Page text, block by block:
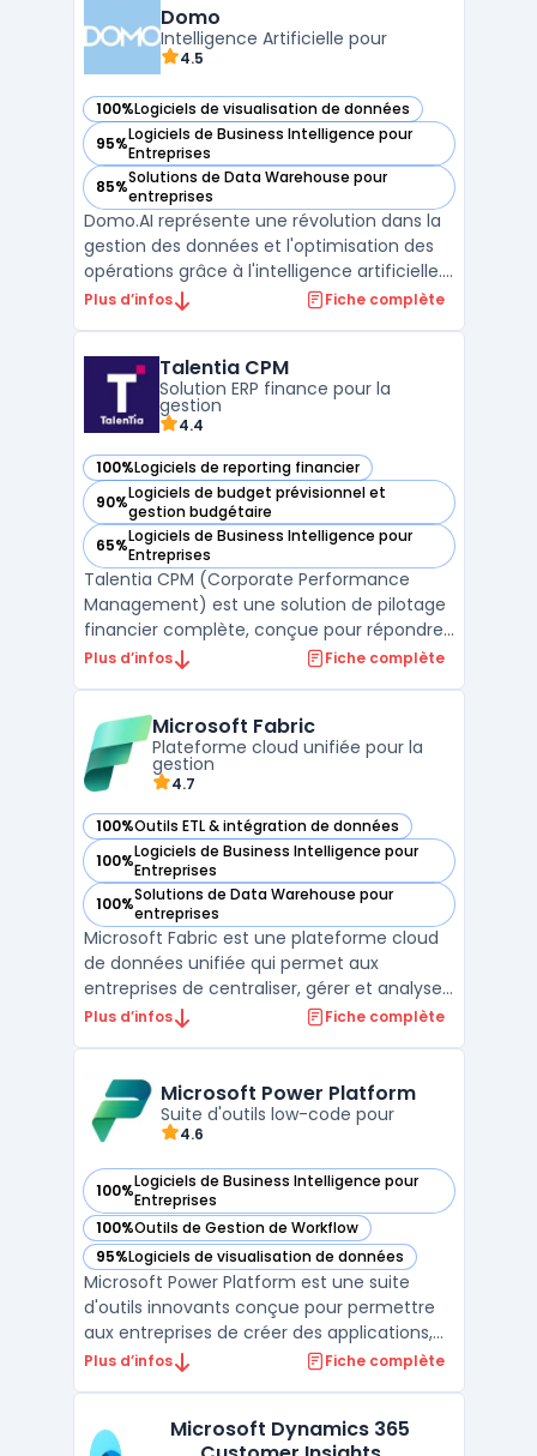
des fichiers Excel, des bases de données ou
des applications ...
Domo
Intelligence Artificielle pour
4.5
100%Logiciels de visualisation de données
— voir Domo dans cette catégorie
95%Logiciels de Business Intelligence pour
Entreprises
— voir Domo dans cette catégorie
85%Solutions de Data Warehouse pour
entreprises
— voir Domo dans cette catégorie
Domo.AI représente une révolution dans la
gestion des données et l'optimisation des
opérations grâce à l'intelligence artificielle.
Cette plateforme avancée permet aux
opérationnelle et de prendre des décisions
stratégiques ...
Plus d’infos Fiche complète
Talentia CPM
Solution ERP finance pour la
gestion
4.4
100%Logiciels de reporting financier
— voir Talentia CPM dans cette catégorie
90%Logiciels de budget prévisionnel et
gestion budgétaire
— voir Talentia CPM dans cette catégorie
65%Logiciels de Business Intelligence pour
Entreprises
— voir Talentia CPM dans cette catégorie
Talentia CPM (Corporate Performance
Management) est une solution de pilotage
financier complète, conçue pour répondre
aux enjeux stratégiques des ETI en matière
centralise l'ensemble des processus de
consolidation ...
Plus d’infos Fiche complète
Microsoft Fabric
Plateforme cloud unifiée pour la
gestion
4.7
100%Outils ETL & intégration de données
— voir Microsoft Fabric dans cette catégorie
100%Logiciels de Business Intelligence pour
Entreprises
— voir Microsoft Fabric dans cette catégorie
100%Solutions de Data Warehouse pour
entreprises
— voir Microsoft Fabric dans cette catégorie
Microsoft Fabric est une plateforme cloud
de données unifiée qui permet aux
entreprises de centraliser, gérer et analyser
leurs données dans un environnement
Power BI pour offrir une solution complète
aux entreprise ...
Plus d’infos Fiche complète
Microsoft Power Platform
Suite d'outils low-code pour
4.6
100%Logiciels de Business Intelligence pour
Entreprises
— voir Microsoft Power Platform dans cette catégorie
100%Outils de Gestion de Workflow
— voir Microsoft Power Platform dans cette catégorie
95%Logiciels de visualisation de données
— voir Microsoft Power Platform dans cette catégorie
Microsoft Power Platform est une suite
d'outils innovants conçue pour permettre
aux entreprises de créer des applications,
d'automatiser des processus, et d'analyser
programmation. Regroupant Power BI,
Plus d’infos Fiche complète
Microsoft Dynamics 365